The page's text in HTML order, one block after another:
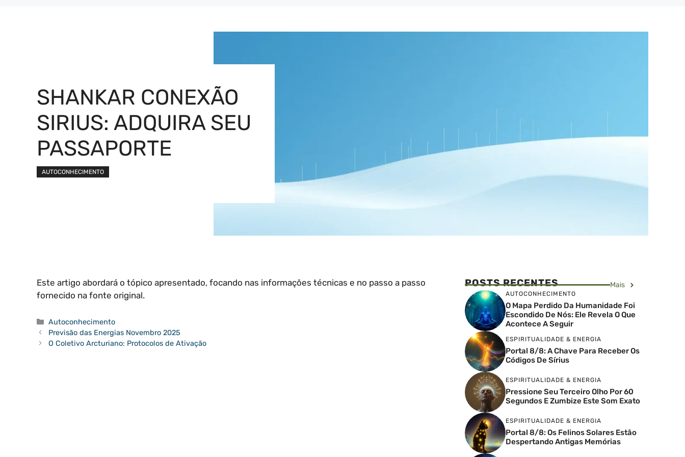
SHANKAR CONEXÃO
SIRIUS: ADQUIRA SEU
PASSAPORTE
AUTOCONHECIMENTO
Este artigo abordará o tópico apresentado, focando nas informações técnicas e no passo a passo
fornecido na fonte original.
Categorias
Autoconhecimento
Previsão das Energias Novembro 2025
O Coletivo Arcturiano: Protocolos de Ativação
POSTS RECENTES Mais
AUTOCONHECIMENTO
O Mapa Perdido Da Humanidade Foi
Escondido De Nós: Ele Revela O Que
Acontece A Seguir
ESPIRITUALIDADE & ENERGIA
Portal 8/8: A Chave Para Receber Os
Códigos De Sírius
ESPIRITUALIDADE & ENERGIA
Pressione Seu Terceiro Olho Por 60
Segundos E Zumbize Este Som Exato
ESPIRITUALIDADE & ENERGIA
Portal 8/8: Os Felinos Solares Estão
Despertando Antigas Memórias